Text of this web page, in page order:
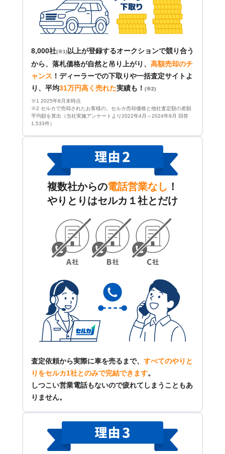
8,000社(※1)以上が登録するオークションで競り合う
から、落札価格が自然と吊り上がり、 高額売却のチ
ャンス ！ ディーラーでの下取りや一括査定サイトよ
り、平均31万円高く売れた実績も！ (※2)
※1 2025年8月末時点
※2 セルカで売却されたお客様の、セルカ売却価格と他社査定額の差額
平均額を算出（当社実施アンケートより2022年4月～2024年9月 回答
1,533件）
複数社からの電話営業なし ！
やりとりはセルカ１社とだけ
査定依頼から実際に車を売るまで、 すべてのやりと
りをセルカ1社とのみで完結できます。
しつこい営業電話もないので疲れてしまうこともあ
りません。